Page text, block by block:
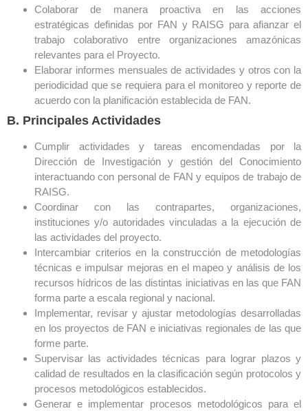
Colaborar de manera proactiva en las acciones
estratégicas definidas por FAN y RAISG para afianzar el
trabajo colaborativo entre organizaciones amazónicas
relevantes para el Proyecto.
Elaborar informes mensuales de actividades y otros con la
periodicidad que se requiera para el monitoreo y reporte de
acuerdo con la planificación establecida de FAN.
B. Principales Actividades
Cumplir actividades y tareas encomendadas por la
Dirección de Investigación y gestión del Conocimiento
interactuando con personal de FAN y equipos de trabajo de
RAISG.
Coordinar con las contrapartes, organizaciones,
instituciones y/o autoridades vinculadas a la ejecución de
las actividades del proyecto.
Intercambiar criterios en la construcción de metodologías
técnicas e impulsar mejoras en el mapeo y análisis de los
recursos hídricos de las distintas iniciativas en las que FAN
forma parte a escala regional y nacional.
Implementar, revisar y ajustar metodologías desarrolladas
en los proyectos de FAN e iniciativas regionales de las que
forme parte.
Supervisar las actividades técnicas para lograr plazos y
calidad de resultados en la clasificación según protocolos y
procesos metodológicos establecidos.
Generar e implementar procesos metodológicos para el